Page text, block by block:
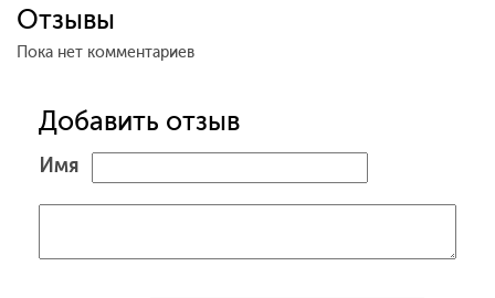
Отзывы
Пока нет комментариев
Добавить отзыв
Имя